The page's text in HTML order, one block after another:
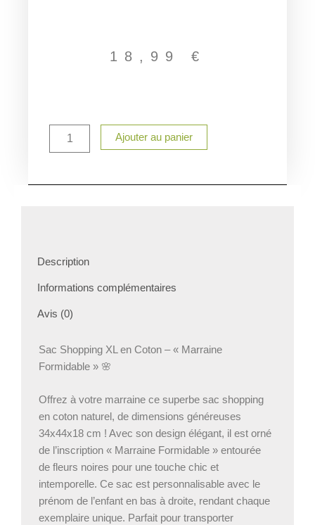
18,99 €
Marraine
Ajouter au panier
Description
Informations complémentaires
Avis (0)
Sac Shopping XL en Coton – « Marraine
Formidable » 🌸
Offrez à votre marraine ce superbe sac shopping
en coton naturel, de dimensions généreuses
34x44x18 cm ! Avec son design élégant, il est orné
de l’inscription « Marraine Formidable » entourée
de fleurs noires pour une touche chic et
intemporelle. Ce sac est personnalisable avec le
prénom de l’enfant en bas à droite, rendant chaque
exemplaire unique. Parfait pour transporter